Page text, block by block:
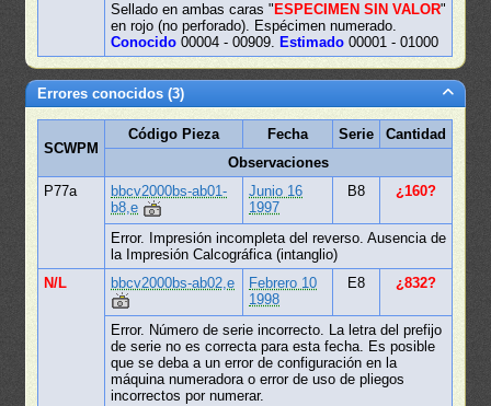
Sellado en ambas caras " ESPECIMEN SIN VALOR"
en rojo (no perforado). Espécimen numerado.
Conocido 00004 - 00909. Estimado 00001 - 01000
Errores conocidos (3)
SCWPM
Código Pieza Fecha Serie
Cantidad
Observaciones
P77a
bbcv2000bs-ab01-
b8,e
Junio 16
1997
B8 ¿160?
Error. Impresión incompleta del reverso. Ausencia de
la Impresión Calcográfica (intanglio)
N/L
bbcv2000bs-ab02,e
Febrero 10
1998
E8 ¿832?
Error. Número de serie incorrecto. La letra del prefijo
de serie no es correcta para esta fecha. Es posible
que se deba a un error de configuración en la
máquina numeradora o error de uso de pliegos
incorrectos por numerar.